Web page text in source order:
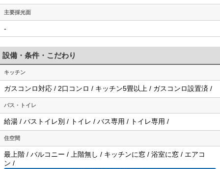
主要採光面
-
設備・条件・こだわり
キッチン
ガスコンロ対応 / 2口コンロ / キッチン5畳以上 / ガスコンロ設置済 /
バス・トイレ
給湯 / バストイレ別 / トイレ / バス専用 / トイレ専用 /
住空間
最上階 / バルコニー / 上階無し / キッチンに窓 / 浴室に窓 / エアコ
ン /